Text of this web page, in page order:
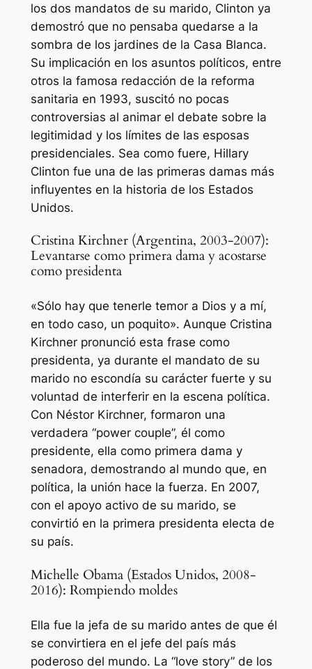
los dos mandatos de su marido, Clinton ya
demostró que no pensaba quedarse a la
sombra de los jardines de la Casa Blanca.
Su implicación en los asuntos políticos, entre
otros la famosa redacción de la reforma
sanitaria en 1993, suscitó no pocas
controversias al animar el debate sobre la
legitimidad y los límites de las esposas
presidenciales. Sea como fuere, Hillary
Clinton fue una de las primeras damas más
influyentes en la historia de los Estados
Unidos.
Cristina Kirchner (Argentina, 2003-2007):
Levantarse como primera dama y acostarse
como presidenta
«Sólo hay que tenerle temor a Dios y a mí,
en todo caso, un poquito». Aunque Cristina
Kirchner pronunció esta frase como
presidenta, ya durante el mandato de su
marido no escondía su carácter fuerte y su
voluntad de interferir en la escena política.
Con Néstor Kirchner, formaron una
verdadera “power couple”, él como
presidente, ella como primera dama y
senadora, demostrando al mundo que, en
política, la unión hace la fuerza. En 2007,
con el apoyo activo de su marido, se
convirtió en la primera presidenta electa de
su país.
Michelle Obama (Estados Unidos, 2008-
2016): Rompiendo moldes
Ella fue la jefa de su marido antes de que él
se convirtiera en el jefe del país más
poderoso del mundo. La “love story” de los